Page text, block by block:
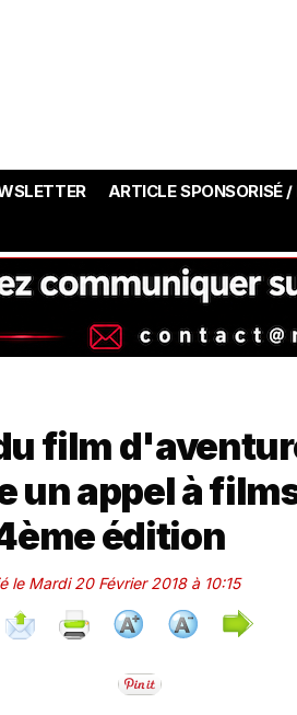
ARTICLE SPONSORISÉ
film
un appel à
édition
le Mardi 20 Février 2018 à 10:15